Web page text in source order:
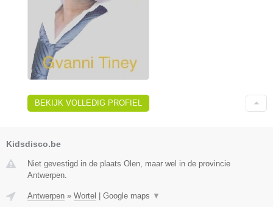
BEKIJK VOLLEDIG PROFIEL
Kidsdisco.be
Niet gevestigd in de plaats Olen, maar wel in de provincie
Antwerpen.
Antwerpen » Wortel Google maps ▼